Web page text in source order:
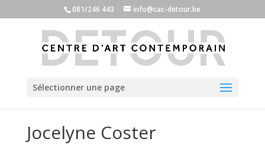
081/246 443 info@cac-detour.be
Sélectionner une page
Jocelyne Coster